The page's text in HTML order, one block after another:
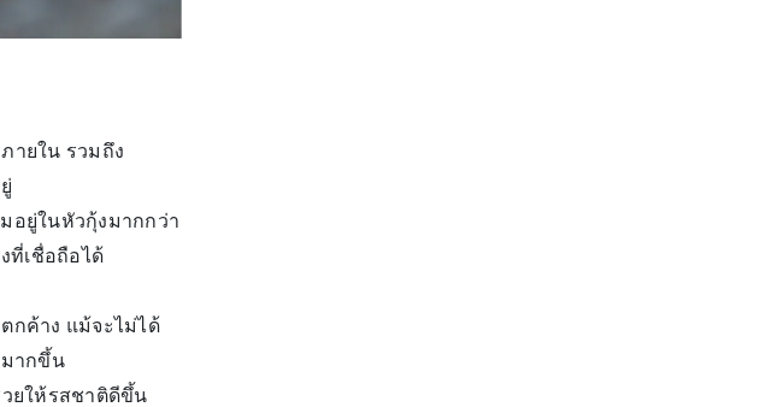
ายใน รวมถึง
อยู่ในหัวกุ้งมากกว่า
ที่เชื่อถือได้
กค้าง แม้จะไม่ได้
มากขึ้น
ยให้รสชาติดีขึ้น